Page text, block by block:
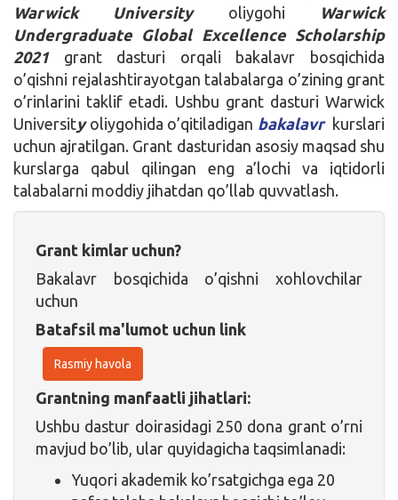
Warwick Universityoliygohi
Warwick
Undergraduate Global Excellence Scholarship
2021 grant dasturi orqali bakalavr bosqichida
o’qishni rejalashtirayotgan talabalarga o’zining grant
o’rinlarini taklif etadi. Ushbu grant dasturi Warwick
Universityoliygohida o’qitiladigan bakalavr kurslari
uchun ajratilgan. Grant dasturidan asosiy maqsad shu
kurslarga qabul qilingan eng a’lochi va iqtidorli
talabalarni moddiy jihatdan qo’llab quvvatlash.
Grant kimlar uchun?
Bakalavr bosqichida o’qishni xohlovchilar
uchun
Batafsil ma'lumot uchun link
Rasmiy havola
Grantning manfaatli jihatlari:
Ushbu dastur doirasidagi 250 dona grant o’rni
mavjud bo’lib, ular quyidagicha taqsimlanadi:
Yuqori akademik ko’rsatgichga ega 20